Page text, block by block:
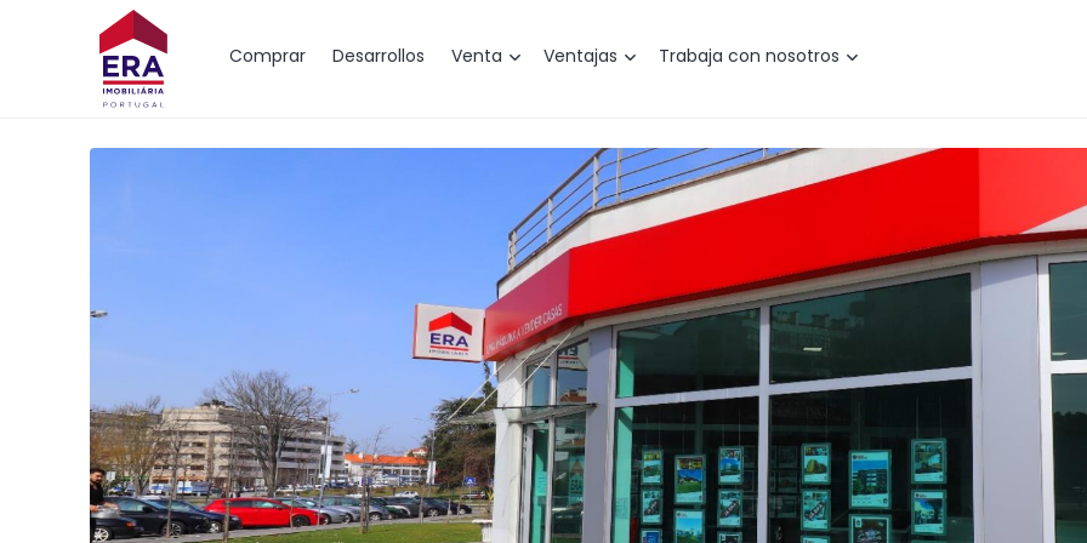
Comprar Desarrollos Venta Ventajas Trabaja con nosotros
Mapa